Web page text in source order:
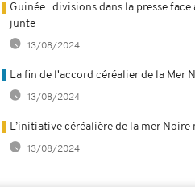
Guinée : divisions dans la presse
junte
13/08/2024
La fin de l'accord céréalier de la Mer
13/08/2024
L’initiative céréalière de la mer Noire
13/08/2024